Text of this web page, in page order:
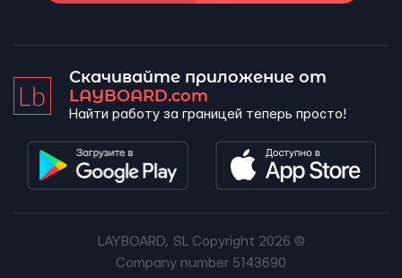
Скачивайте приложение от
LAYBOARD.com
Найти работу за границей теперь просто!
LAYBOARD, SL Copyright 2026 ©
Company number 5143690